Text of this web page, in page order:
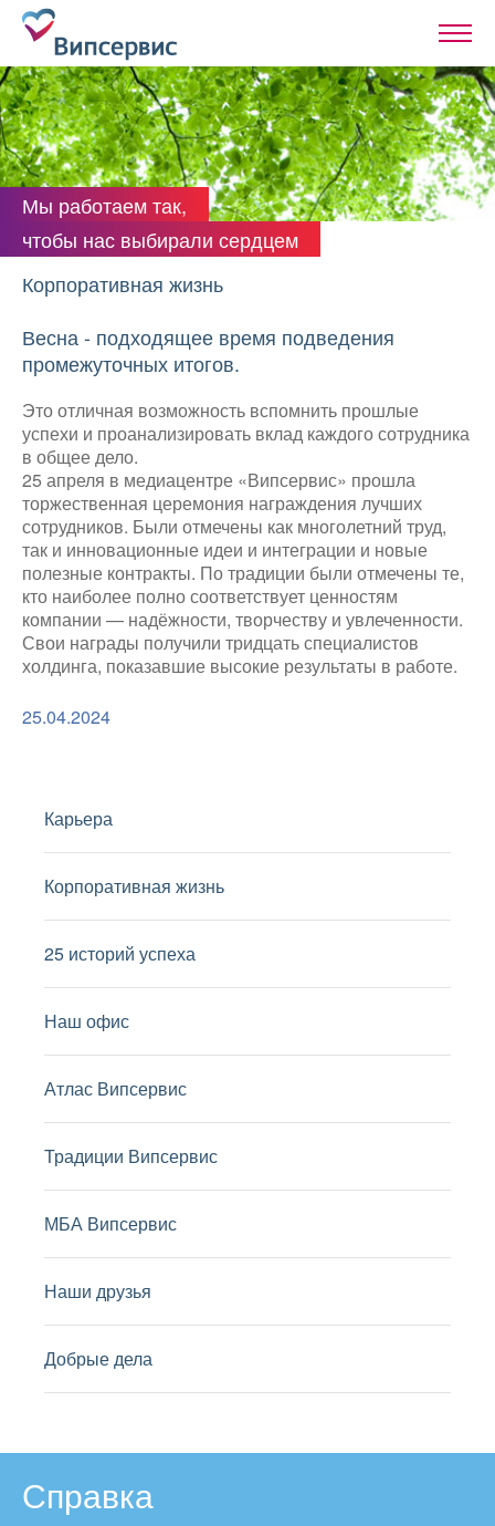
Мы работаем так,
чтобы нас выбирали сердцем
Корпоративная жизнь
Весна - подходящее время подведения
промежуточных итогов.
Это отличная возможность вспомнить прошлые
успехи и проанализировать вклад каждого сотрудника
в общее дело.
25 апреля в медиацентре «Випсервис» прошла
торжественная церемония награждения лучших
сотрудников. Были отмечены как многолетний труд,
так и инновационные идеи и интеграции и новые
полезные контракты. По традиции были отмечены те,
кто наиболее полно соответствует ценностям
компании — надёжности, творчеству и увлеченности.
Свои награды получили тридцать специалистов
холдинга, показавшие высокие результаты в работе.
25.04.2024
Карьера
Корпоративная жизнь
25 историй успеха
Наш офис
Атлас Випсервис
Традиции Випсервис
МБА Випсервис
Наши друзья
Добрые дела
Справка